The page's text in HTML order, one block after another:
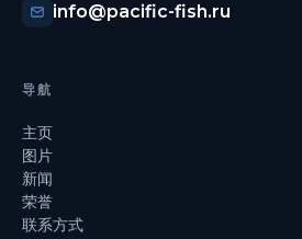
info@pacific-fish.ru
导航
主页
图片
新闻
荣誉
联系方式